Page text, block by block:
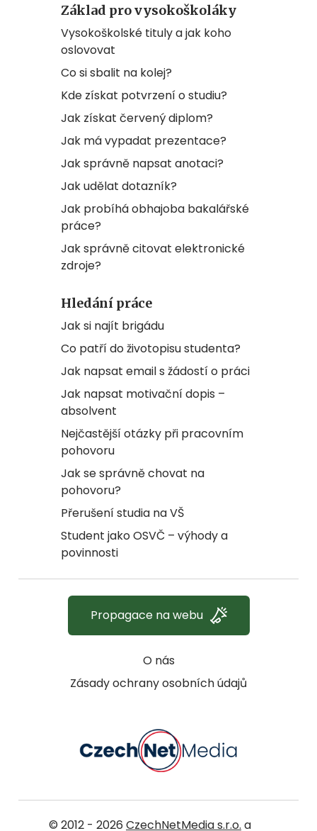
Základ pro vysokoškoláky
Vysokoškolské tituly a jak koho
oslovovat
Co si sbalit na kolej?
Kde získat potvrzení o studiu?
Jak získat červený diplom?
Jak má vypadat prezentace?
Jak správně napsat anotaci?
Jak udělat dotazník?
Jak probíhá obhajoba bakalářské
práce?
Jak správně citovat elektronické
zdroje?
Hledání práce
Jak si najít brigádu
Co patří do životopisu studenta?
Jak napsat email s žádostí o práci
Jak napsat motivační dopis –
absolvent
Nejčastější otázky při pracovním
pohovoru
Jak se správně chovat na
pohovoru?
Přerušení studia na VŠ
Student jako OSVČ – výhody a
povinnosti
O nás
Zásady ochrany osobních údajů
Propagace na webu
© 2012 - 2026 CzechNetMedia s.r.o. a